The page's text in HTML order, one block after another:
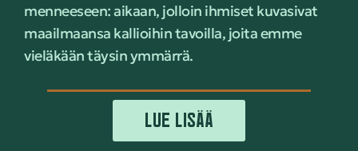
menneeseen: aikaan, jolloin ihmiset kuvasivat
maailmaansa kallioihin tavoilla, joita emme
vieläkään täysin ymmärrä.
LUE LISÄÄ